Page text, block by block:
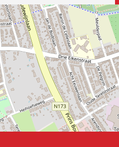
Vlaanderen, 2650, België
FC